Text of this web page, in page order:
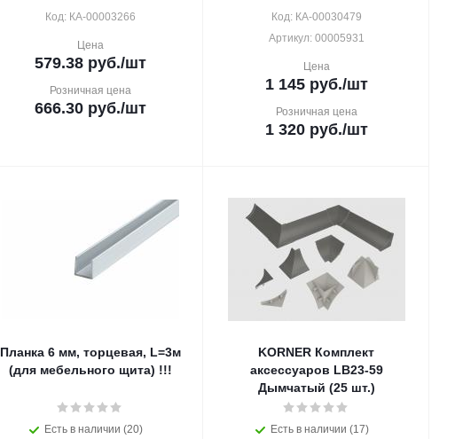
Код: КА-00003266
Цена
579.38руб./шт
Розничная цена
666.30руб./шт
Код: КА-00030479
Артикул: 00005931
Цена
1 145руб./шт
Розничная цена
1 320руб./шт
Планка 6 мм, торцевая, L=3м
(для мебельного щита) !!!
Есть в наличии (20)
KORNER Комплект
аксессуаров LB23-59
Дымчатый (25 шт.)
Есть в наличии (17)